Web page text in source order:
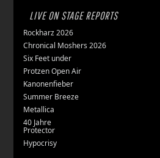
LIVE ON STAGE REPORTS
Rockharz 2026
Chronical Moshers 2026
Six Feet under
Protzen Open Air
Kanonenfieber
Summer Breeze
Metallica
40 Jahre
Protector
Hypocrisy